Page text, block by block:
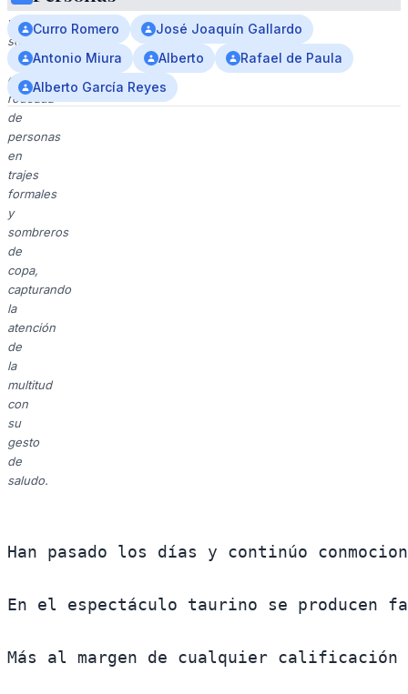
y
sombrero
de
copa,
rodeada
de
personas
en
trajes
formales
y
sombreros
de
copa,
capturando
la
atención
de
la
multitud
con
su
gesto
de
saludo.
Han pasado los días y continúo
En el espectáculo taurino se producen
Más al margen de cualquier
Curro Romero
José Joaquín Gallardo
Antonio Miura
Alberto
Rafael de Paula
Alberto García Reyes